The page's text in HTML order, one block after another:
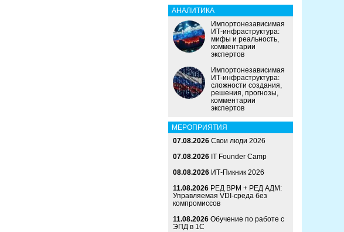
АНАЛИТИКА
Импортонезависимая
ИТ-инфраструктура:
мифы и реальность,
комментарии
экспертов
Импортонезависимая
ИТ-инфраструктура:
сложности создания,
решения, прогнозы,
комментарии
экспертов
МЕРОПРИЯТИЯ
07.08.2026 Свои люди 2026
07.08.2026 IT Founder Camp
08.08.2026 ИТ-Пикник 2026
11.08.2026 РЕД ВРМ + РЕД АДМ:
Управляемая VDI-среда без
компромиссов
11.08.2026 Обучение по работе с
ЭПД в 1С